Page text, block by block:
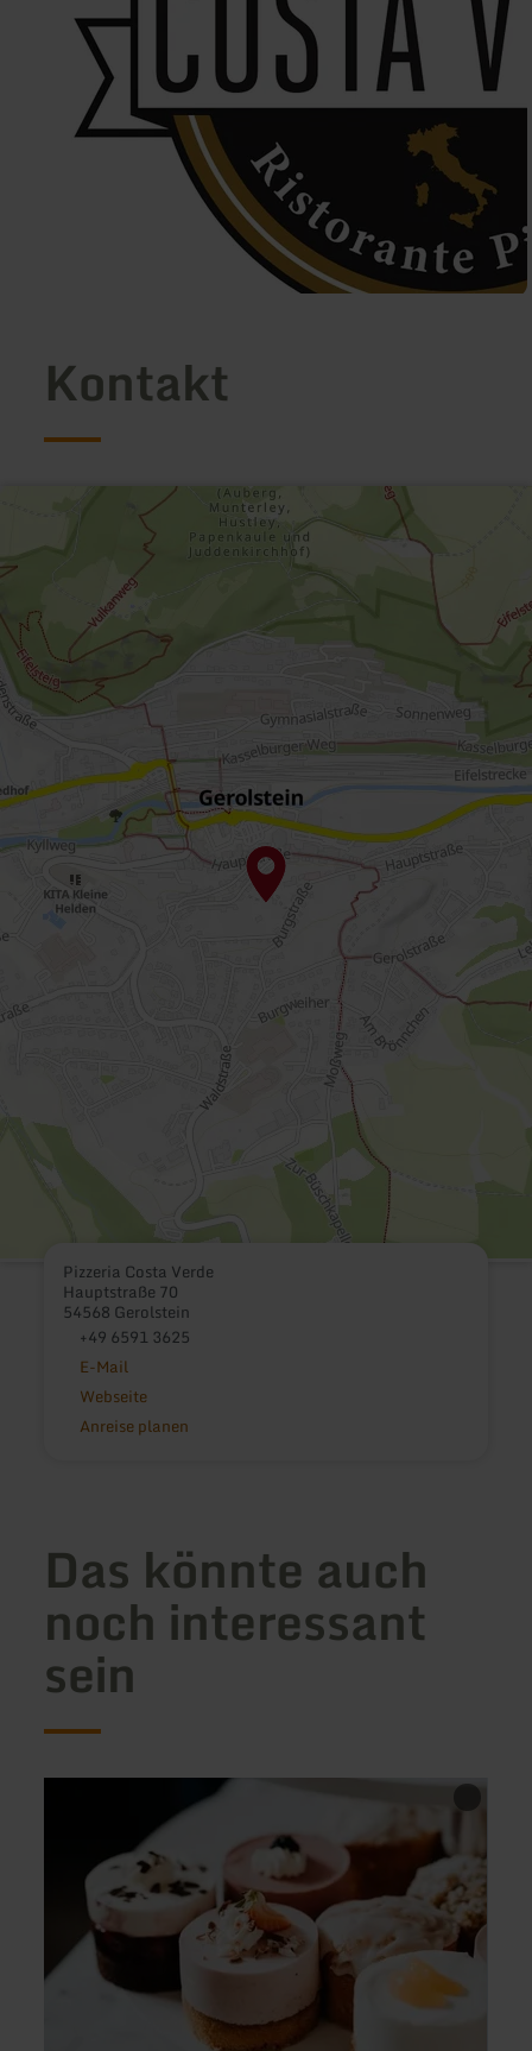
Kontakt
Pizzeria Costa Verde
Hauptstraße 70
54568 Gerolstein
+49 6591 3625
E-Mail
Webseite
Anreise planen
Das könnte auch
noch interessant
sein
Auszeit